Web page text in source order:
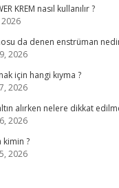
KREM nasıl kullanılır ?
da denen enstrüman
2026
için hangi kıyma ?
2026
alırken nelere dikkat
2026
kimin ?
2026